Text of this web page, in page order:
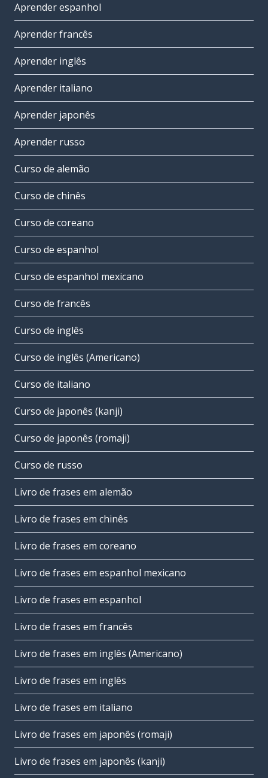
Aprender espanhol
Aprender francês
Aprender inglês
Aprender italiano
Aprender japonês
Aprender russo
Curso de alemão
Curso de chinês
Curso de coreano
Curso de espanhol
Curso de espanhol mexicano
Curso de francês
Curso de inglês
Curso de inglês (Americano)
Curso de italiano
Curso de japonês (kanji)
Curso de japonês (romaji)
Curso de russo
Livro de frases em alemão
Livro de frases em chinês
Livro de frases em coreano
Livro de frases em espanhol mexicano
Livro de frases em espanhol
Livro de frases em francês
Livro de frases em inglês (Americano)
Livro de frases em inglês
Livro de frases em italiano
Livro de frases em japonês (romaji)
Livro de frases em japonês (kanji)